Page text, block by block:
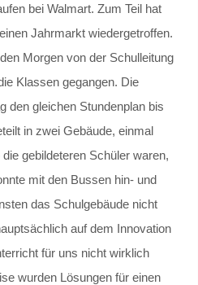
bei Walmart. Zum Teil hat
Jahrmarkt wiedergetroffen.
Morgen von der Schulleitung
Klassen gegangen. Die
den gleichen Stundenplan bis
in zwei Gebäude, einmal
gebildeteren Schüler waren,
mit den Bussen hin- und
das Schulgebäude nicht
auf dem Innovation
für uns nicht wirklich
wurden Lösungen für einen